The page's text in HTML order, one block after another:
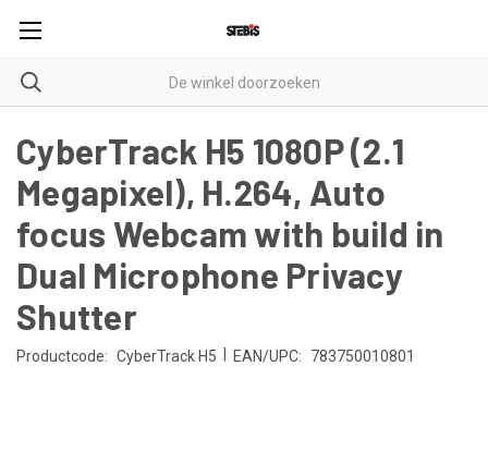
CyberTrack H5 1080P (2.1
Megapixel), H.264, Auto
focus Webcam with build in
Dual Microphone Privacy
Shutter
Productcode: CyberTrack H5 EAN/UPC: 783750010801